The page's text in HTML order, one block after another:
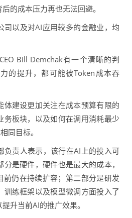
的成本压力再也无法回避。
以及对AI应用较多的金融业，均
Bill Demchak有一个清晰的判
的提升，都可能被Token成本吞
建设更加关注在成本预算有限的
务板块，以及如何在调用消耗最少
同目标。
责人表示，该行在AI上的投入可
是硬件，硬件也是最大的成本，
前仍在持续扩容；第二部分是研发
训练框架以及模型微调方面投入了
升当前AI的推广效果。